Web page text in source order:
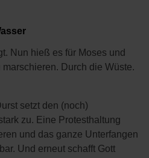
Nun hieß es für Moses und
Durch die Wüste.
setzt den (noch)
zu. Eine Protesthaltung
und das ganze Unterfangen
Und erneut schafft Gott